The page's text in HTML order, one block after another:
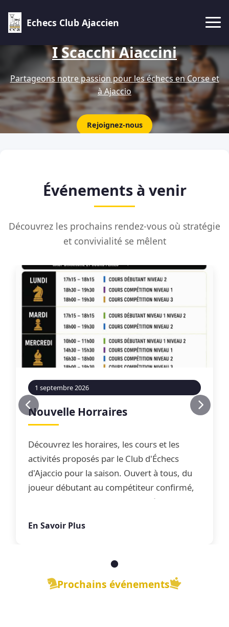
Echecs Club Ajaccien
I Scacchi Aiaccini
Partageons notre passion pour les échecs en Corse et
à Ajaccio
Rejoignez-nous
Événements à venir
Découvrez les prochains rendez-vous où stratégie
et convivialité se mêlent
1 septembre 2026
Nouvelle Horraires
Découvrez les horaires, les cours et les
activités proposés par le Club d'Échecs
d'Ajaccio pour la saison. Ouvert à tous, du
joueur débutant au compétiteur confirmé,
le club propose une offre complète
de jeu libre dans une ambiance conviviale.
En Savoir Plus
Prochains événements